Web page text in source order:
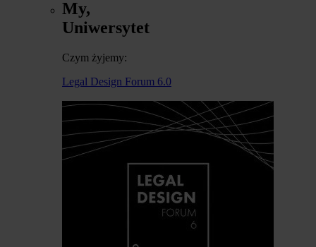
My,
Uniwersytet
Czym żyjemy:
Legal Design Forum 6.0